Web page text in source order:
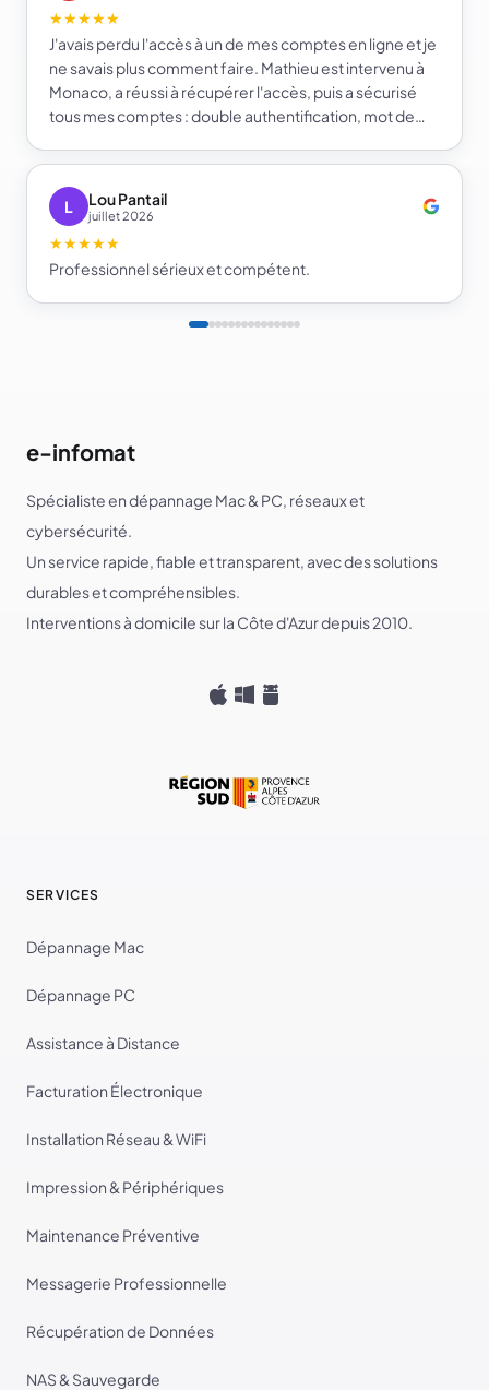
★★★★★
J'avais perdu l'accès à un de mes comptes en ligne et je
ne savais plus comment faire. Mathieu est intervenu à
Monaco, a réussi à récupérer l'accès, puis a sécurisé
tous mes comptes : double authentification, mot de
beaucoup plus serein sur la sécurité de mes comptes.
Je recommande e-infomat.
L
Lou Pantail
juillet 2026
★★★★★
Professionnel sérieux et compétent.
e-infomat
Spécialiste en dépannage Mac & PC, réseaux et
cybersécurité.
Un service rapide, fiable et transparent, avec des solutions
durables et compréhensibles.
Interventions à domicile sur la Côte d'Azur depuis 2010.
SERVICES
Dépannage Mac
Dépannage PC
Assistance à Distance
Facturation Électronique
Installation Réseau & WiFi
Impression & Périphériques
Maintenance Préventive
Messagerie Professionnelle
Récupération de Données
NAS & Sauvegarde